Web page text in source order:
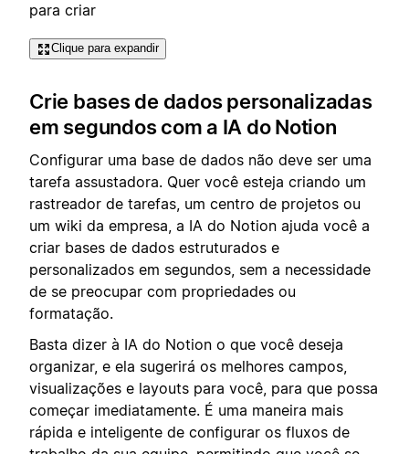
para criar
Clique para expandir
Crie bases de dados personalizadas
em segundos com a IA do Notion
Configurar uma base de dados não deve ser uma
tarefa assustadora. Quer você esteja criando um
rastreador de tarefas, um centro de projetos ou
um wiki da empresa, a IA do Notion ajuda você a
criar bases de dados estruturados e
personalizados em segundos, sem a necessidade
de se preocupar com propriedades ou
formatação.
Basta dizer à IA do Notion o que você deseja
organizar, e ela sugerirá os melhores campos,
visualizações e layouts para você, para que possa
começar imediatamente. É uma maneira mais
rápida e inteligente de configurar os fluxos de